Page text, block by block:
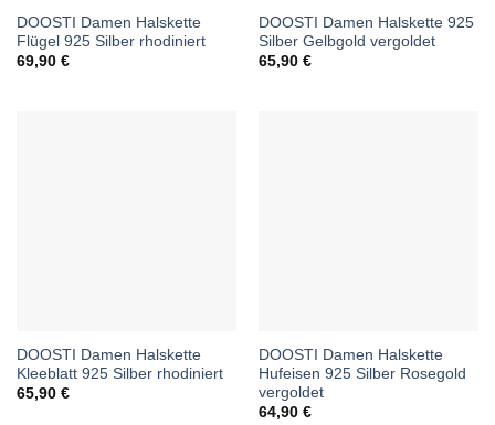
DOOSTI Damen Halskette
Flügel 925 Silber rhodiniert
69,90 €
DOOSTI Damen Halskette 925
Silber Gelbgold vergoldet
65,90 €
DOOSTI Damen Halskette
Kleeblatt 925 Silber rhodiniert
65,90 €
DOOSTI Damen Halskette
Hufeisen 925 Silber Rosegold
vergoldet
64,90 €